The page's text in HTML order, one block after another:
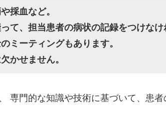
採血など。
て、担当患者の病状の記録をつけなけ
ミーティングもあります。
かせません。
専門的な知識や技術に基づいて、患